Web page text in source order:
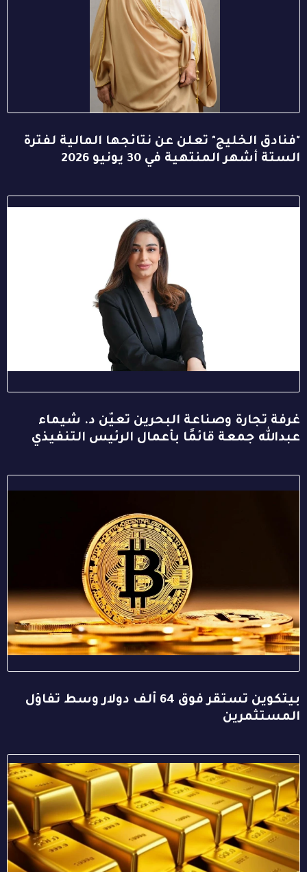
"فنادق الخليج" تعلن عن نتائجها المالية لفترة
الستة أشهر المنتهية في 30 يونيو 2026
غرفة تجارة وصناعة البحرين تعيّن د. شيماء
عبدالله جمعة قائمًا بأعمال الرئيس التنفيذي
بيتكوين تستقر فوق 64 ألف دولار وسط تفاؤل
المستثمرين